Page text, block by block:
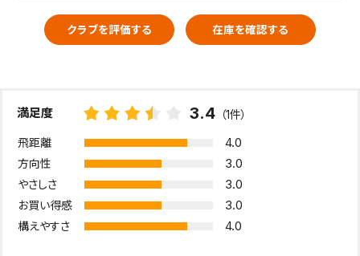
クラブを評価する 在庫を確認する
満足度 3.4 （1件）
飛距離 4.0
方向性 3.0
やさしさ 3.0
お買い得感 3.0
構えやすさ 4.0